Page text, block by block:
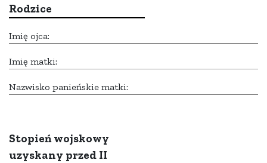
Rodzice
Imię ojca:
Imię matki:
Nazwisko panieńskie matki:
Stopień wojskowy
uzyskany przed II